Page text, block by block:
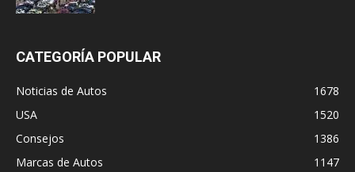
CATEGORÍA POPULAR
Noticias de Autos
1678
USA
1520
Consejos
1386
Marcas de Autos
1147